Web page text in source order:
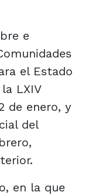
e
el Estado
LXIV
de enero, y
del
en la que